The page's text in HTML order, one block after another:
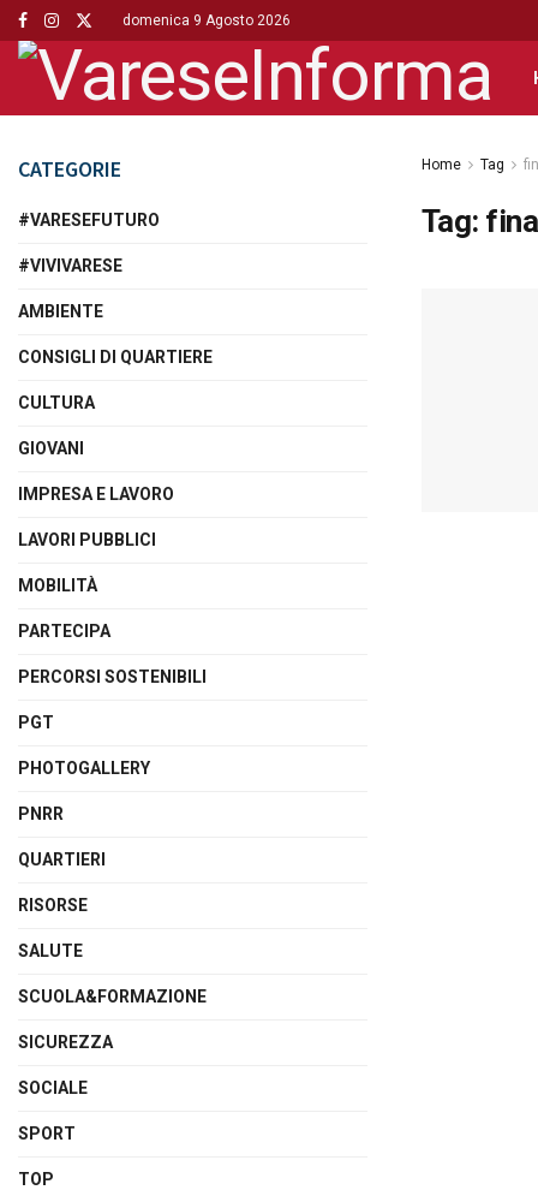
domenica 9 Agosto 2026
Home Tag
Tag:
CATEGORIE
#VARESEFUTURO
#VIVIVARESE
AMBIENTE
CONSIGLI DI QUARTIERE
CULTURA
GIOVANI
IMPRESA E LAVORO
LAVORI PUBBLICI
MOBILITÀ
PARTECIPA
PERCORSI SOSTENIBILI
PGT
PHOTOGALLERY
PNRR
QUARTIERI
RISORSE
SALUTE
SCUOLA&FORMAZIONE
SICUREZZA
SOCIALE
SPORT
TOP